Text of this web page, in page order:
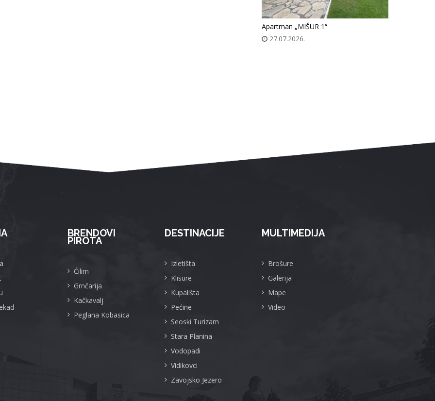
Apartman „MIŠUR 1“
27.07.2026.
BRENDOVI
PIROTA
Ćilim
Grnčarija
Kačkavalj
Peglana Kobasica
DESTINACIJE
Izletišta
Klisure
Kupališta
Pećine
Seoski Turizam
Stara Planina
Vodopadi
Vidikovci
Zavojsko Jezero
MULTIMEDIJA
Brošure
Galerija
Mape
Video